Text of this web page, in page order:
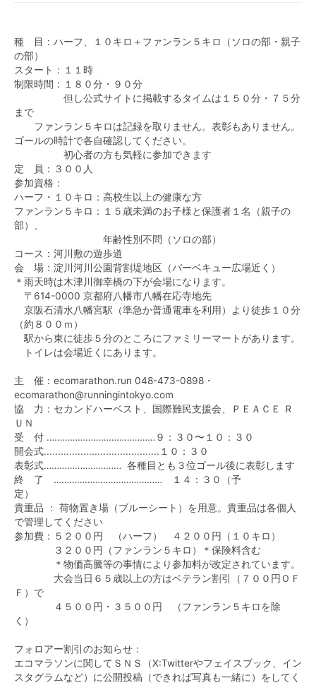
種 目：ハーフ、１０キロ＋ファンラン５キロ（ソロの部・親子
の部）
スタート：１１時
制限時間：１８０分・９０分
但し公式サイトに掲載するタイムは１５０分・７５分
まで
ファンラン５キロは記録を取りません。表彰もありません。
ゴールの時計で各自確認してください。
初心者の方も気軽に参加できます
定 員：３００人
参加資格：
ハーフ・１０キロ：高校生以上の健康な方
ファンラン５キロ：１５歳未満のお子様と保護者１名（親子の
部）、
年齢性別不問（ソロの部）
コース：河川敷の遊歩道
会 場：淀川河川公園背割堤地区（バーベキュー広場近く）
＊雨天時は木津川御幸橋の下が会場になります。
〒614-0000 京都府八幡市八幡在応寺地先
京阪石清水八幡宮駅（準急か普通電車を利用）より徒歩１０分
（約８００ｍ）
駅から東に徒歩５分のところにファミリーマートがあります。
トイレは会場近くにあります。
主 催：ecomarathon.run 048-473-0898・
ecomarathon@runningintokyo.com
協 力：セカンドハーベスト、国際難民支援会、ＰＥＡＣＥ Ｒ
ＵＮ
受 付 ……………………………………９：３０〜１０：３０
開会式.........................................１０：３０
表彰式………………………… 各種目とも３位ゴール後に表彰します
終 了 …………………………………… １４：３０（予
定
貴重品 ： 荷物置き場（ブルーシート）を用意。貴重品は各個人
で管理してください
参加費：５２００円 （ハーフ） ４２００円（１０キロ）
‪ ３２００円（ファンラン５キロ）＊保険料含む
＊物価高騰等の事情により参加料が改定されています。
大会当日６５歳以上の方はベテラン割引（７００円ＯＦ
Ｆ）で
４５００円・３５００円 （ファンラン５キロを除
く）
フォロアー割引のお知らせ：
エコマラソンに関してＳＮＳ（X:Twitterやフェイスブック、イン
スタグラムなど）に公開投稿（できれば写真も一緒に）をしてく